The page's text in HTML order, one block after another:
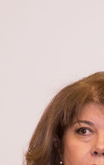
факултет
по дентална медицина
факултет
по обществено здраве